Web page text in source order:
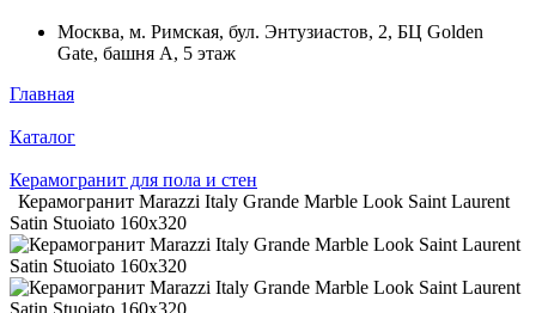
Москва, м. Римская, бул. Энтузиастов, 2, БЦ Golden
Gate, башня А, 5 этаж
Главная
Каталог
Керамогранит для пола и стен
Керамогранит Marazzi Italy Grande Marble Look Saint Laurent
Satin Stuoiato 160х320